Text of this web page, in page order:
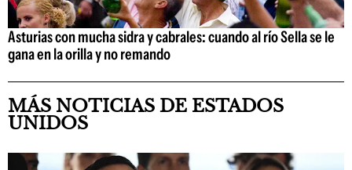
Asturias con mucha sidra y cabrales: cuando al río Sella se le
gana en la orilla y no remando
MÁS NOTICIAS DE ESTADOS
UNIDOS